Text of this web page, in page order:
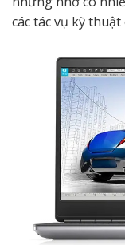
các tác vụ kỹ